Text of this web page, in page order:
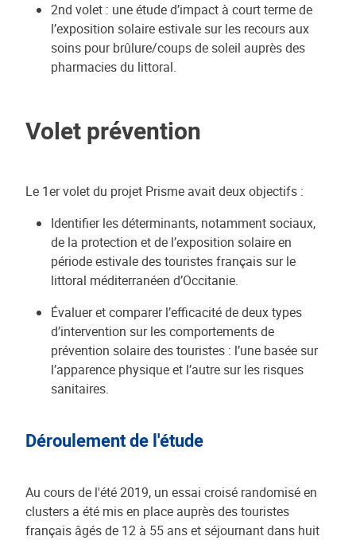
2nd volet : une étude d’impact à court terme de
l’exposition solaire estivale sur les recours aux
soins pour brûlure/coups de soleil auprès des
pharmacies du littoral.
Volet prévention
Le 1er volet du projet Prisme avait deux objectifs :
Identifier les déterminants, notamment sociaux,
de la protection et de l’exposition solaire en
période estivale des touristes français sur le
littoral méditerranéen d’Occitanie.
Évaluer et comparer l’efficacité de deux types
d’intervention sur les comportements de
prévention solaire des touristes : l’une basée sur
l’apparence physique et l’autre sur les risques
sanitaires.
Déroulement de l'étude
Au cours de l'été 2019, un essai croisé randomisé en
clusters a été mis en place auprès des touristes
français âgés de 12 à 55 ans et séjournant dans huit